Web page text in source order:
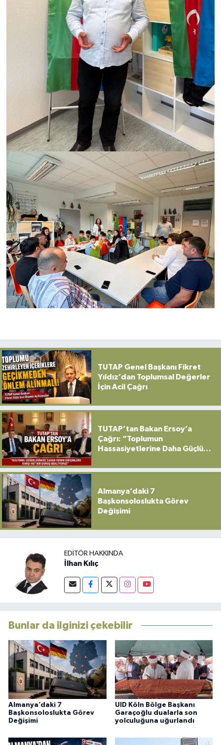
TUTAP Genel Başkanı Fikret
Yıldız’dan Toplumsal Değerler
İçin Acil Çağrı
TUTAP’tan Bakan Ersoy’a
Çağrı: “Toplumun
Hassasiyetlerine Daha Güçlü
Almanya’daki 7
Başkonsoloslukta Görev
Değişimi
EDITÖR HAKKINDA
İlhan Kılıç
Bunlar da ilginizi çekebilir
Almanya’daki 7
Başkonsoloslukta Görev
Değişimi
UID Köln Bölge Başkanı
Garaçoğlu dualarla son
yolculuğuna uğurlandı